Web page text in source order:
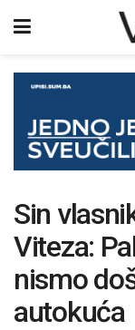
Sin
Viteza:
nismo
autokuća